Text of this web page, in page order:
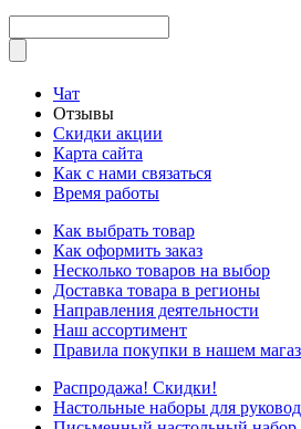
Чат
Отзывы
Скидки акции
Карта сайта
Как с нами связаться
Время работы
Как выбрать товар
Как оформить заказ
Несколько товаров на выбор
Доставка товара в регионы
Направления деятельности
Наш ассортимент
Правила покупки в нашем
Распродажа! Скидки!
Настольные наборы для